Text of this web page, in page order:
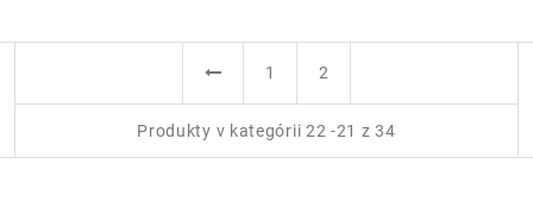
1 2
Produkty v kategórii 22 -21 z 34